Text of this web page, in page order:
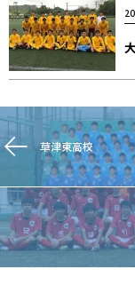
草津東高校